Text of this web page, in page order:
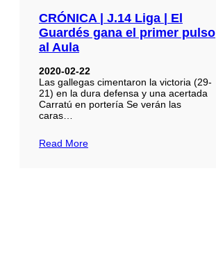
CRÓNICA | J.14 Liga | El
Guardés gana el primer pulso
al Aula
2020-02-22
Las gallegas cimentaron la victoria (29-
21) en la dura defensa y una acertada
Carratú en portería Se verán las
caras…
Read More